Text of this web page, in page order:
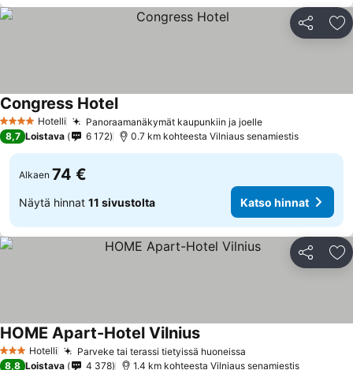
Jaa
4 Tähtiluokitus
Hotelli Panoraamanäkymät kaupunkiin ja joelleKatso hinnat
Congress HotelKatso hinnat
8,7 Loistava 6 172 0.7 km kohteesta Vilniaus senamiestis
Alkaen 74 €
Näytä hinnat 11 sivustolta Katso hinnat
Jaa
3 Tähtiluokitus
Hotelli Parveke tai terassi tietyissä huoneissa
HOME Apart-Hotel VilniusKatso hinnat
8,8 Loistava 4 378 1.4 km kohteesta Vilniaus senamiestis